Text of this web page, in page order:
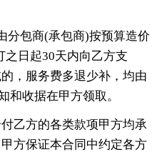
分包商(承包商)按预算造价
之日起30天内向乙方支
，服务费多退少补，均由
和收据在甲方领取。
乙方的各类款项甲方均承
方保证本合同中约定各方